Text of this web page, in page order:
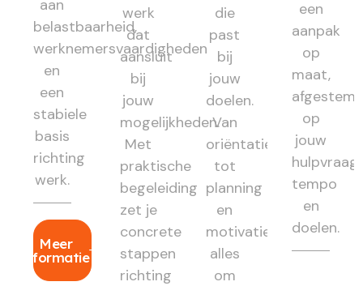
aan
belastbaarheid,
werknemersvaardigheden
en
een
stabiele
basis
richting
werk.
Meer
informatie
werk
dat
aansluit
bij
jouw
mogelijkheden.
Met
praktische
begeleiding
zet je
concrete
stappen
richting
die
past
bij
jouw
doelen.
Van
oriëntatie
tot
planning
en
motivatie:
alles
om
een
aanpak
op
maat,
op
jouw
hulpvraag,
tempo
en
doelen.